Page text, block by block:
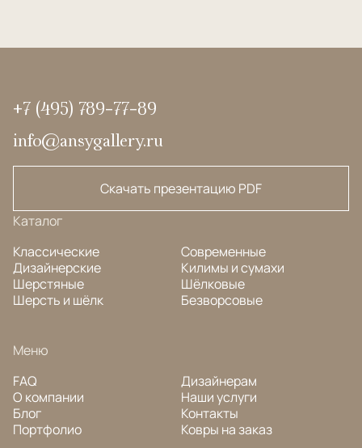
+7 (495) 789-77-89
info@ansygallery.ru
Скачать презентацию PDF
Каталог
Классические
Дизайнерские
Шерстяные
Шерсть и шёлк
Современные
Килимы и сумахи
Шёлковые
Безворсовые
Меню
FAQ
О компании
Блог
Портфолио
Дизайнерам
Наши услуги
Контакты
Ковры на заказ